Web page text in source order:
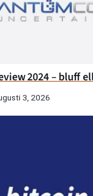
2024 – bluff
3, 2026